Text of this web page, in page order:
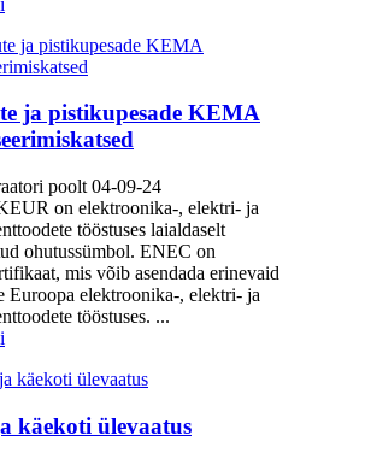
ja pistikupesade KEMA
poolt 04-09-24
on elektroonika-, elektri- ja
tööstuses laialdaselt
ohutussümbol. ENEC on
mis võib asendada erinevaid
Euroopa elektroonika-, elektri- ja
tööstuses. ...
käekoti ülevaatus